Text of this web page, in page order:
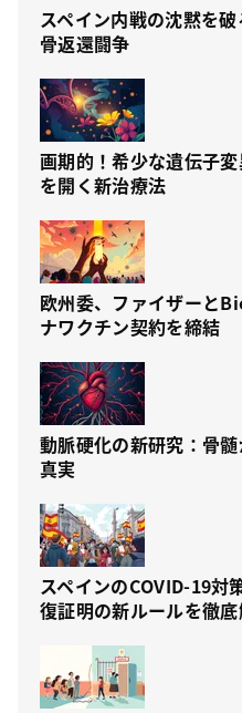
スペイン内戦の沈黙を
骨返還闘争
画期的！希少な遺伝子
を開く新治療法
欧州委、ファイザーと
ナワクチン契約を締結
動脈硬化の新研究：骨
真実
スペインのCOVID-19対
復証明の新ルールを徹